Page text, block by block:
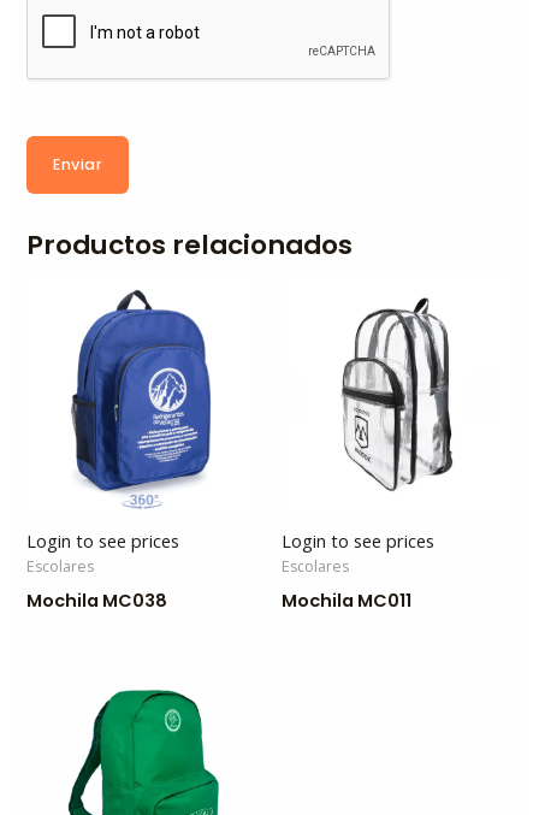
Enviar
Productos relacionados
Login to see prices
Escolares
Mochila MC038
Login to see prices
Escolares
Mochila MC011